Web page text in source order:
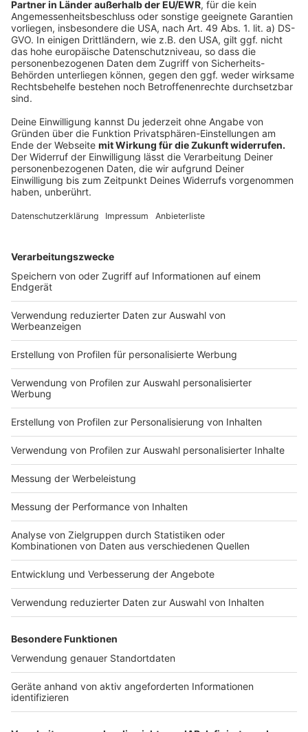
der Telefonnummer 02 51/60 52-53.
Anzeige
Kitas und weitere städtische Einrichtungen
bleiben dicht
Anzeige
Voraussichtlich wird es auch Einschränkungen bei den
städtischen Kindertagesstätten geben. In jedem Fall
Wahlbüro (Klemensstraße 10). Der Zugang wird trotz
stattfindenden Kundgebung uneingeschränkt möglich
sein. Auch die städtischen Hallenbäder öffnen
voraussichtlich zu den gewohnten Zeiten.
Anzeige
Welche Auswirkungen der Streik ansonsten auf die
Ämter und Einrichtungen der Stadt Münster konkret
haben wird, hängt von der Beteiligung an dem Streik ab
und wird sich erst am Donnerstag zeigen. Auch die
Frage, wie viele und welche der 29 städtischen Kitas
wegen des Streiks schließen müssen oder nur einen
Notbetrieb aufrechterhalten können, wird sich erst am
Donnerstagmorgen zeigen.
Anzeige
Regionalbusse fallen am Freitag aus
Anzeige
Mitglieder Nachdruck zu verleihen, ruft ver.di für
Freitag (21.02.) die Beschäftigten bei der
Regionalverkehr Münsterland GmbH und bei der
Westfälischen Verkehrsgesellschaft mbH zum Streik
auf. Die Beschäftigten der Stadtwerke Münster sind